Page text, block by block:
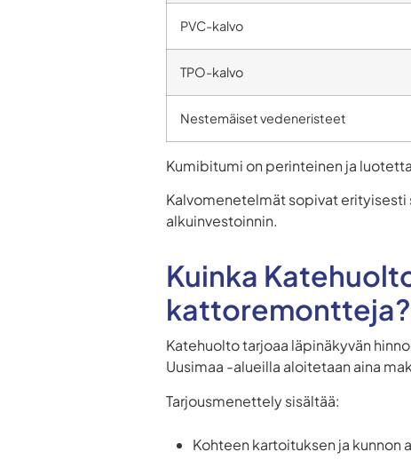
PVC-kalvo
TPO-kalvo
Nestemäiset vedeneristeet
Kumibitumi on perinteinen ja
Kalvomenetelmät sopivat erityisesti
alkuinvestoinnin.
Kuinka
kattoremontteja?
Katehuolto tarjoaa läpinäkyvän
Uusimaa -alueilla aloitetaan aina
Tarjousmenettely sisältää:
Kohteen kartoituksen ja kunnon